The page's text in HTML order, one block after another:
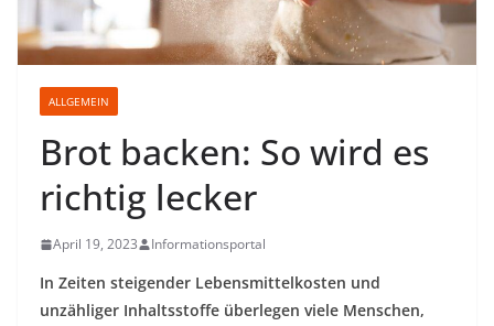
ALLGEMEIN
Brot backen: So wird es
richtig lecker
April 19, 2023 Informationsportal
In Zeiten steigender Lebensmittelkosten und
unzähliger Inhaltsstoffe überlegen viele Menschen,